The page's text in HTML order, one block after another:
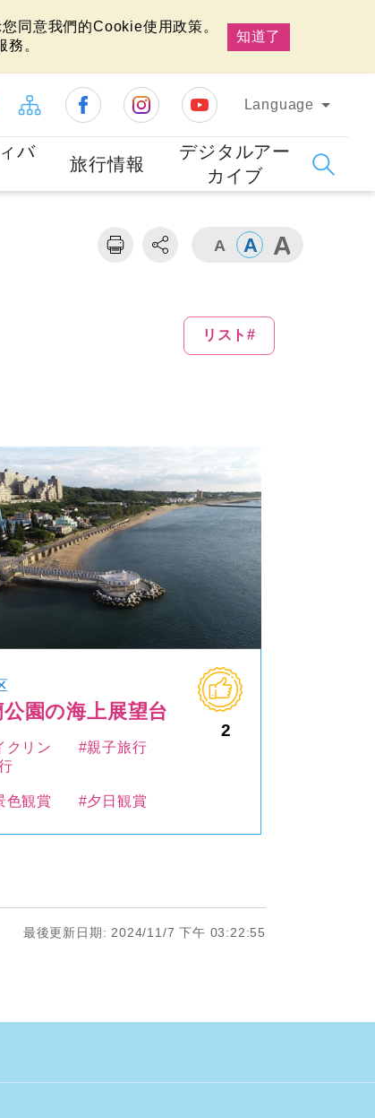
同意我們的Cookie使用政策。
。
知道了
Language
バ
旅行情報
デジタルアー
カイブ
リスト#
園の海上展望台
2
クリン
#親子旅行
色観賞 #夕日観賞
最後更新日期: 2024/11/7 下午 03:22:55